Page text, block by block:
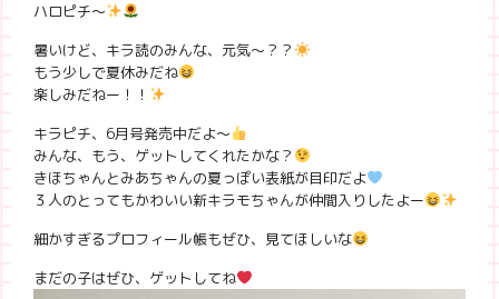
ハロピチ〜
暑いけど、キラ読のみんな、元気〜？？
もう少しで夏休みだね
楽しみだねー！！
キラピチ、6月号発売中だよ〜
みんな、もう、ゲットしてくれたかな？
きほちゃんとみあちゃんの夏っぽい表紙が目印だよ
３人のとってもかわいい新キラモちゃんが仲間入りしたよー
細かすぎるプロフィール帳もぜひ、見てほしいな
まだの子はぜひ、ゲットしてね